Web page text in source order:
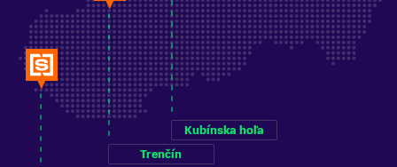
Trenčín
Kubínska hoľa